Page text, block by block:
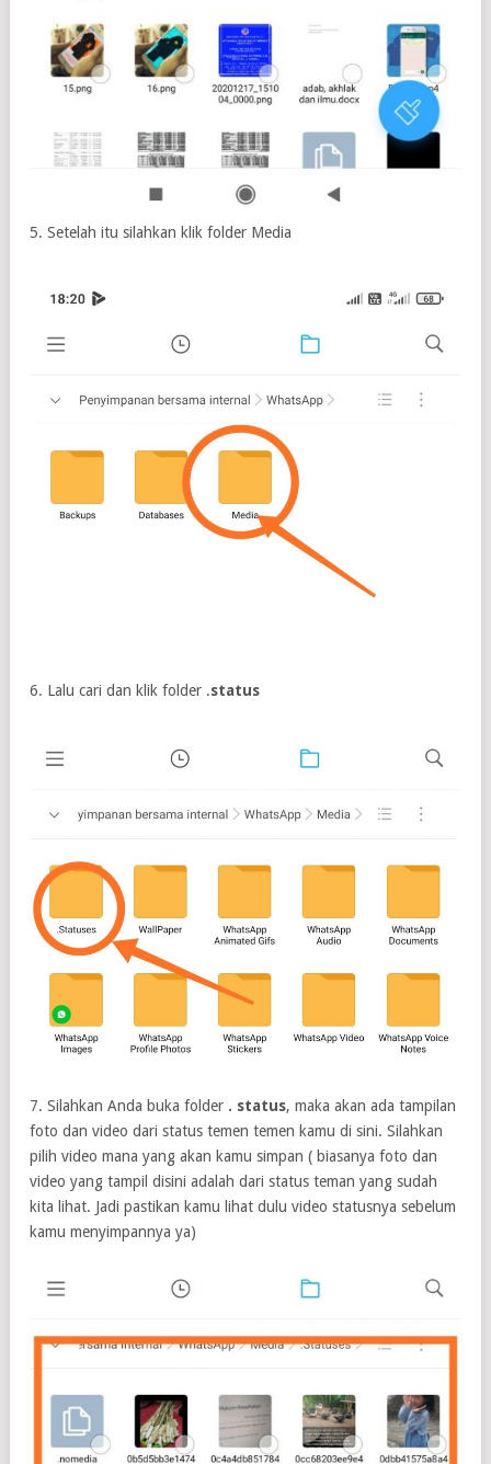
5. Setelah itu silahkan klik folder Media
6. Lalu cari dan klik folder .status
7. Silahkan Anda buka folder . status, maka akan ada tampilan
foto dan video dari status temen temen kamu di sini. Silahkan
pilih video mana yang akan kamu simpan ( biasanya foto dan
video yang tampil disini adalah dari status teman yang sudah
kita lihat. Jadi pastikan kamu lihat dulu video statusnya sebelum
kamu menyimpannya ya)